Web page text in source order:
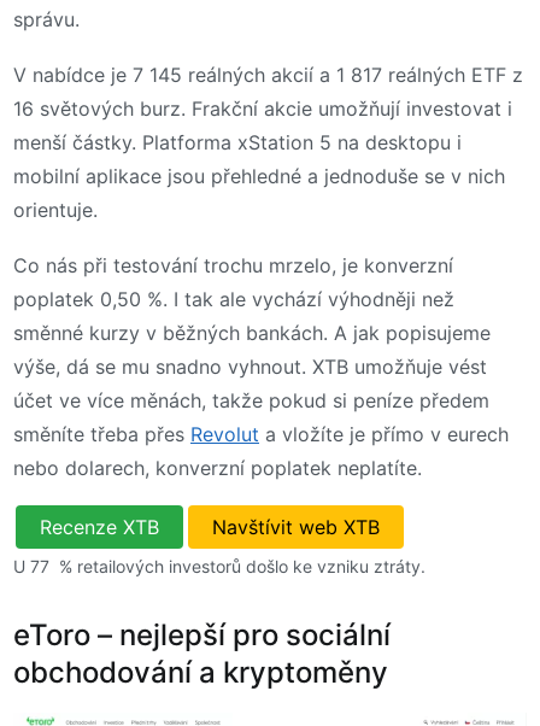
správu.
V nabídce je 7 145 reálných akcií a 1 817 reálných ETF z
16 světových burz. Frakční akcie umožňují investovat i
menší částky. Platforma xStation 5 na desktopu i
mobilní aplikace jsou přehledné a jednoduše se v nich
orientuje.
Co nás při testování trochu mrzelo, je konverzní
poplatek 0,50 %. I tak ale vychází výhodněji než
směnné kurzy v běžných bankách. A jak popisujeme
výše, dá se mu snadno vyhnout. XTB umožňuje vést
účet ve více měnách, takže pokud si peníze předem
směníte třeba přes Revolut a vložíte je přímo v eurech
nebo dolarech, konverzní poplatek neplatíte.
Recenze XTB Navštívit web XTB
U 77 % retailových investorů došlo ke vzniku ztráty.
eToro – nejlepší pro sociální
obchodování a kryptoměny